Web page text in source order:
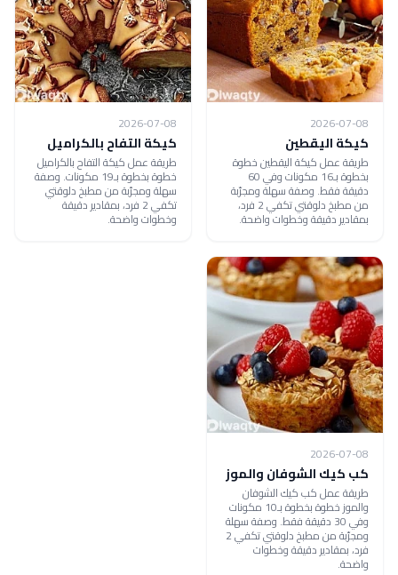
2026-07-08
كيكة اليقطين
طريقة عمل كيكة اليقطين خطوة
بخطوة بـ16 مكونات وفي 60
دقيقة فقط. وصفة سهلة ومجرّبة
من مطبخ دلوقتي تكفي 2 فرد،
بمقادير دقيقة وخطوات واضحة.
2026-07-08
كيكة التفاح بالكراميل
طريقة عمل كيكة التفاح بالكراميل
خطوة بخطوة بـ19 مكونات. وصفة
سهلة ومجرّبة من مطبخ دلوقتي
تكفي 2 فرد، بمقادير دقيقة
وخطوات واضحة.
2026-07-08
كب كيك الشوفان والموز
طريقة عمل كب كيك الشوفان
والموز خطوة بخطوة بـ10 مكونات
وفي 30 دقيقة فقط. وصفة سهلة
ومجرّبة من مطبخ دلوقتي تكفي 2
فرد، بمقادير دقيقة وخطوات
واضحة.